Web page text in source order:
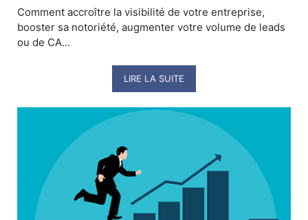
Comment accroître la visibilité de votre entreprise,
booster sa notoriété, augmenter votre volume de leads
ou de CA...
LIRE LA SUITE